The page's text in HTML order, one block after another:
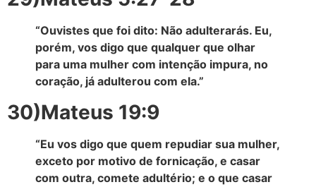
“Ouvistes que foi dito: Não adulterarás. Eu,
porém, vos digo que qualquer que olhar
para uma mulher com intenção impura, no
coração, já adulterou com ela.”
30)Mateus 19:9
“Eu vos digo que quem repudiar sua mulher,
exceto por motivo de fornicação, e casar
com outra, comete adultério; e o que casar